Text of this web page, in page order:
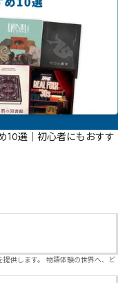
10選｜初心者にもおすす
供します。 物語体験の世界へ、ど